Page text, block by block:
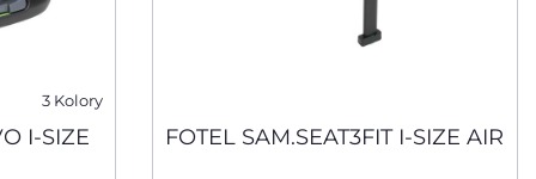
3 Kolory
I-SIZE FOTEL SAM.SEAT3FIT I-SIZE AIR